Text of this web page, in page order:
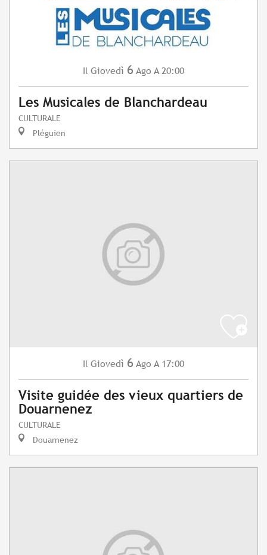
Il Giovedì 6 Ago A 20:00
Les Musicales de Blanchardeau
CULTURALE
Pléguien
Il Giovedì 6 Ago A 17:00
Visite guidée des vieux quartiers de
Douarnenez
CULTURALE
Douarnenez